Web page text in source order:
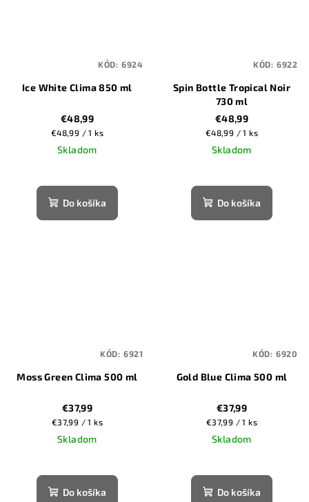
Ice White Clima 850 ml
€48,99
Jednotková
cena:
€48,99 / 1 ks
Skladom
Do košíka
KÓD: 6924
Spin Bottle Tropical Noir
730 ml
€48,99
Jednotková
cena:
€48,99 / 1 ks
Skladom
Do košíka
KÓD: 6922
Moss Green Clima 500 ml
€37,99
Jednotková
cena:
€37,99 / 1 ks
Skladom
Do košíka
KÓD: 6921
Gold Blue Clima 500 ml
€37,99
Jednotková
cena:
€37,99 / 1 ks
Skladom
Do košíka
KÓD: 6920